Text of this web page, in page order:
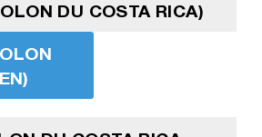
DU COSTA RICA)